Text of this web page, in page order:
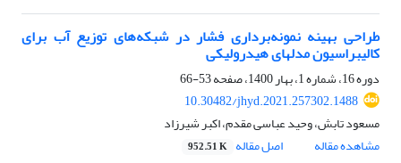
طراحی بهینه نمونه‌برداری فشار در شبکه‌های توزیع آب برای
کالیبراسیون مدل‎های هیدرولیکی
دوره 16، شماره 1، بهار 1400، صفحه
53-66
10.30482/jhyd.2021.257302.1488
مسعود تابش، وحید عباسی مقدم، اکبر شیرزاد
مشاهده مقاله
اصل مقاله 952.51 K